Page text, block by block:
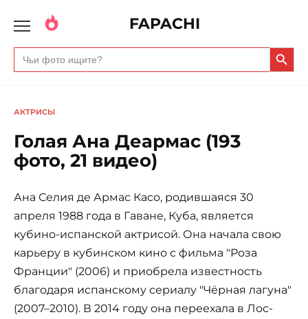
FAPACHI
Search
for:
Search Button
АКТРИСЫ
Голая Ана Деармас (193
фото, 21 видео)
Ана Селия де Армас Касо, родившаяся 30
апреля 1988 года в Гаване, Куба, является
кубино-испанской актрисой. Она начала свою
карьеру в кубинском кино с фильма "Роза
Франции" (2006) и приобрела известность
благодаря испанскому сериалу "Чёрная лагуна"
(2007–2010). В 2014 году она переехала в Лос-